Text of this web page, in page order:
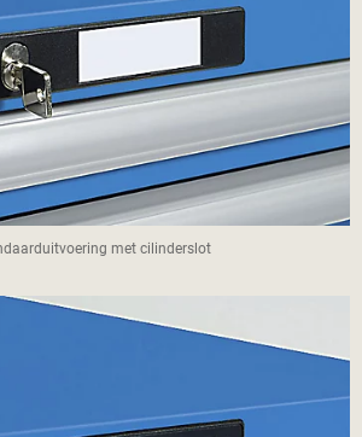
met cilinderslot